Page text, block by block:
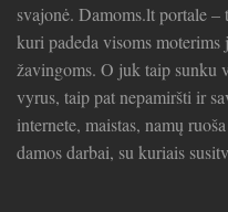
svajonė. Damoms.lt portale
kuri padeda visoms
žavingoms. O juk taip sunku
vyrus, taip pat nepamiršti ir
internete, maistas, namų
damos darbai, su kuriais